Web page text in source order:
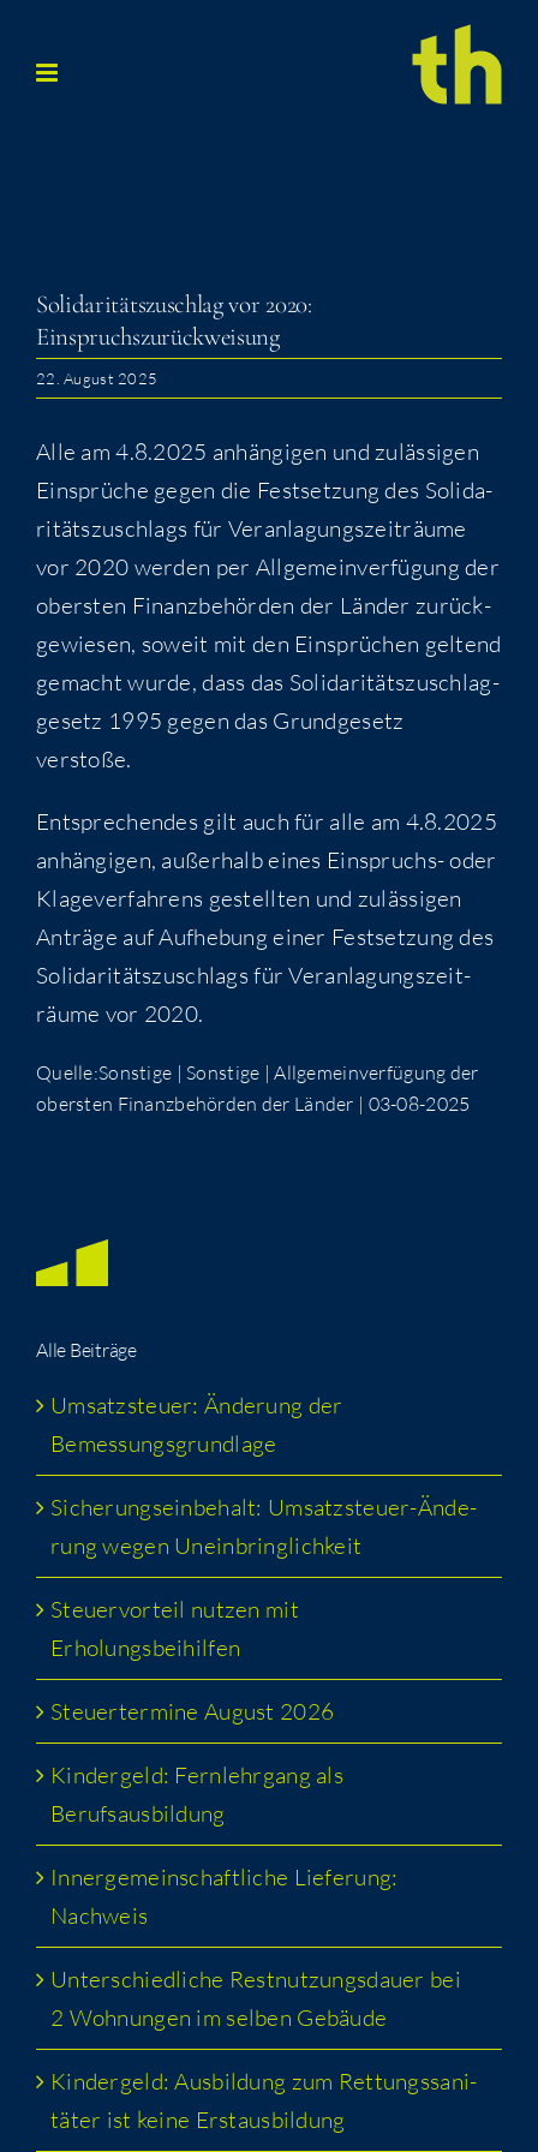
Inhalt
Soli­da­ri­täts­zu­schlag vor 2020:
Einspruchszurückweisung
22. August 2025
Alle am 4.8.2025 anhän­gi­gen und zuläs­si­gen
Ein­sprü­che gegen die Fest­set­zung des Soli­da­
ri­täts­zu­schlags für Ver­an­la­gungs­zeit­räu­me
vor 2020 wer­den per All­ge­mein­ver­fü­gung der
obers­ten Finanz­be­hör­den der Län­der zurück­
ge­wie­sen, soweit mit den Ein­sprü­chen gel­tend
gemacht wur­de, dass das Soli­da­ri­täts­zu­schlag­
ge­setz 1995 gegen das Grund­ge­setz
verstoße.
Ent­spre­chen­des gilt auch für alle am 4.8.2025
anhän­gi­gen, außer­halb eines Ein­spruchs- oder
Kla­ge­ver­fah­rens gestell­ten und zuläs­si­gen
Anträ­ge auf Auf­he­bung einer Fest­set­zung des
Soli­da­ri­täts­zu­schlags für Ver­an­la­gungs­zeit­
räu­me vor 2020.
Quelle:Sonstige | Sons­ti­ge | All­ge­mein­ver­fü­gung der
obers­ten Finanz­be­hör­den der Län­der | 03-08-2025
Alle Bei­trä­ge
Umsatz­steu­er: Ände­rung der
Bemessungsgrundlage
Siche­rungs­ein­be­halt: Umsatz­steu­er-Ände­
rung wegen Uneinbringlichkeit
Steu­er­vor­teil nut­zen mit
Erholungsbeihilfen
Steu­er­ter­mi­ne August 2026
Kin­der­geld: Fern­lehr­gang als
Berufsausbildung
Inner­ge­mein­schaft­li­che Lie­fe­rung:
Nachweis
Unter­schied­li­che Rest­nut­zungs­dau­er bei
2 Woh­nun­gen im sel­ben Gebäude
Kin­der­geld: Aus­bil­dung zum Ret­tungs­sa­ni­
tä­ter ist kei­ne Erstausbildung